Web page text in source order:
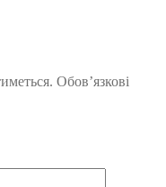
Обов’язкові